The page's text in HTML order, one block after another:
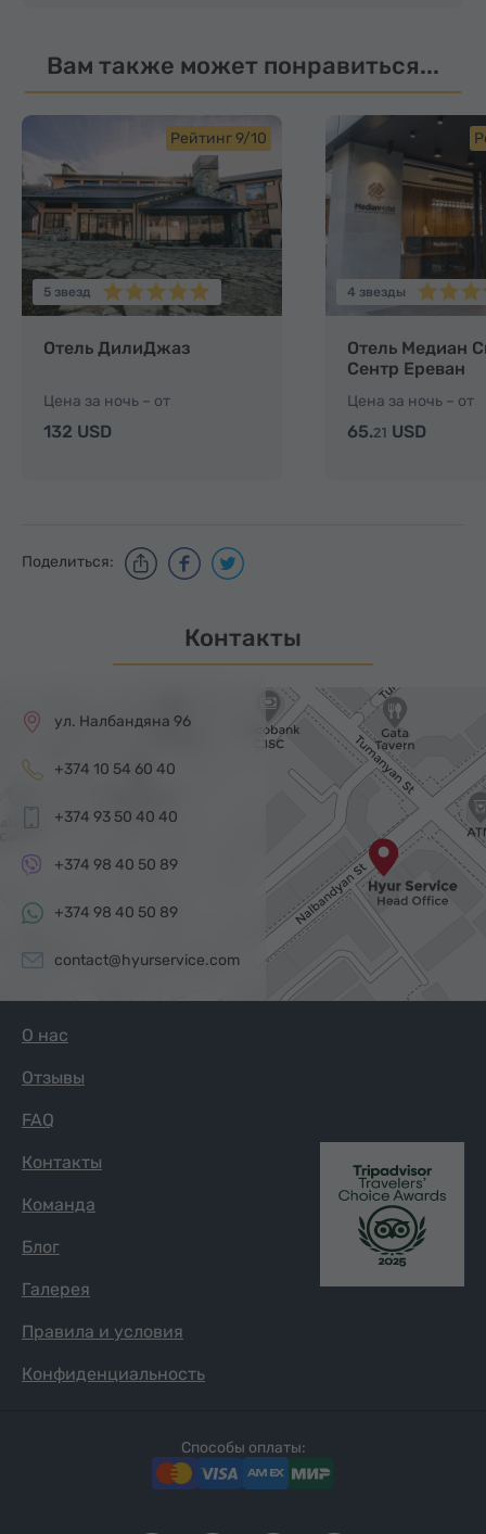
Вам также может понравиться...
Рейтинг 9/10
5 звезд
Отель ДилиДжаз
Цена за ночь – от
132 USD
4 звезды
Отель Медиан
Сентр Ереван
Цена за ночь – от
65.21 USD
Поделиться:
Контакты
ул. Налбандяна 96
+374 10 54 60 40
+374 93 50 40 40
+374 98 40 50 89
+374 98 40 50 89
contact@hyurservice.com
О нас
Отзывы
FAQ
Контакты
Команда
Блог
Галерея
Правила и условия
Конфиденциальность
Способы оплаты: